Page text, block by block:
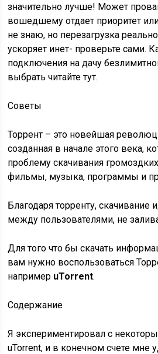
значительно лучше! Может
вошедшему отдает приоритет
не знаю, но перезагрузка
ускоряет инет- проверьте сами.
подключения на дачу
выбрать читайте тут.
Советы
Торрент – это новейшая
созданная в начале этого века,
проблему скачивания
фильмы, музыка, программы и
Благодаря торренту, скачивание
между пользователями, не
Для того что бы скачать
вам нужно воспользоваться
например uTorrent.
Содержание
Я экспериментировал с
uTorrent, и в конечном счете мне